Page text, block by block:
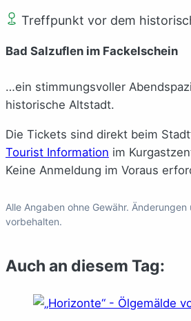
Treffpunkt vor dem
Bad Salzuflen im Fackelschein
…ein stimmungsvoller
historische Altstadt.
Die Tickets sind direkt beim
Tourist Information im
Keine Anmeldung im Voraus
Alle Angaben ohne Gewähr.
vorbehalten.
Auch an diesem Tag: